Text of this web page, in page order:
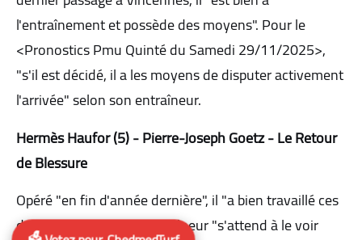
l'entraînement et possède des moyens". Pour le
<Pronostics Pmu Quinté du Samedi 29/11/2025>,
"s'il est décidé, il a les moyens de disputer activement
l'arrivée" selon son entraîneur.
Hermès Haufor (5) - Pierre-Joseph Goetz - Le Retour
de Blessure
Opéré "en fin d'année dernière", il "a bien travaillé ces
derniers temps". Son entraîneur "s'attend à le voir